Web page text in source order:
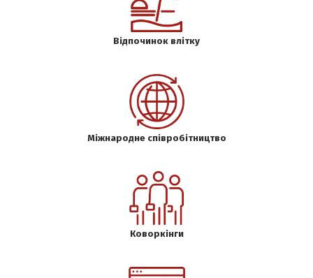
Відпочинок влітку
Міжнародне співробітництво
Коворкінги